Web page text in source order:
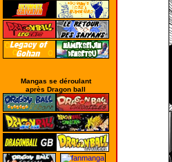
Mangas se déroulant
après Dragon ball